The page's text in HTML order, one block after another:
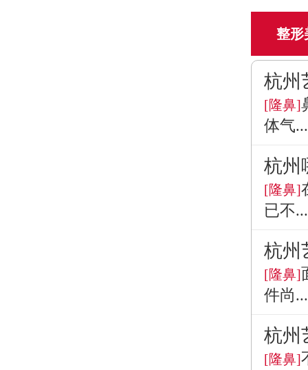
整形
杭州
[隆鼻]
体气...
杭州
[隆鼻]
已不...
杭州
[隆鼻]
件尚...
杭州
[隆鼻]